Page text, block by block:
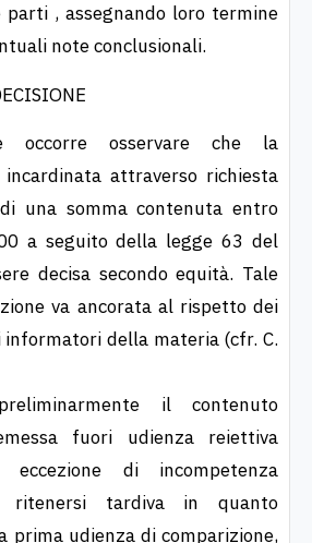
parti , assegnando loro termine
note conclusionali.
occorre osservare che la
incardinata attraverso richiesta
una somma contenuta entro
a seguito della legge 63 del
decisa secondo equità. Tale
va ancorata al rispetto dei
della materia (cfr. C.
il contenuto
fuori udienza reiettiva
eccezione di incompetenza
ritenersi tardiva in quanto
prima udienza di comparizione,